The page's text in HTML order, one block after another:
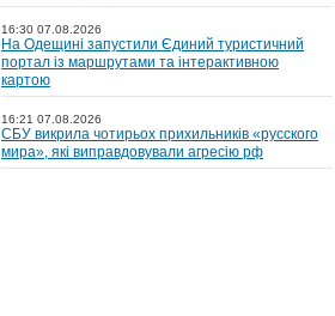
16:30 07.08.2026
На Одещині запустили Єдиний туристичний
портал із маршрутами та інтерактивною
картою
16:21 07.08.2026
СБУ викрила чотирьох прихильників «русского
мира», які виправдовували агресію рф